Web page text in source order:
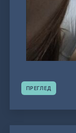
ПРЕГЛЕД